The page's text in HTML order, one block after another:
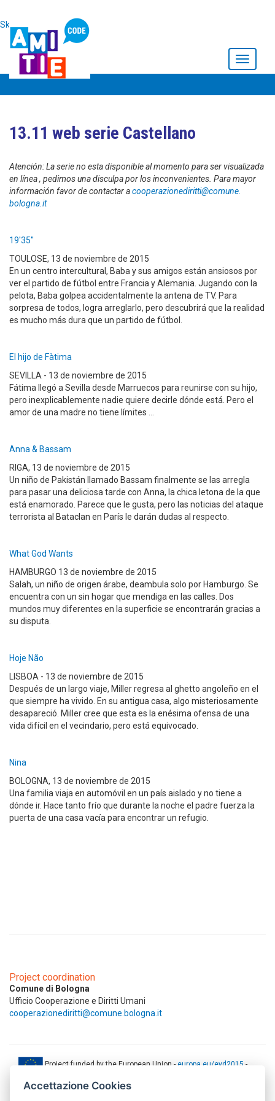
Skip to main content
Toggle
13.11 web serie Castellano
Atención: La serie no esta disponible al momento para ser visualizada
en línea , pedimos una disculpa por los inconvenientes. Para mayor
información favor de contactar acooperazionediritti@comune.
bologna.it
19'35''
TOULOSE, 13 de noviembre de 2015
En un centro intercultural, Baba y sus amigos están ansiosos por
ver el partido de fútbol entre Francia y Alemania. Jugando con la
pelota, Baba golpea accidentalmente la antena de TV. Para
sorpresa de todos, logra arreglarlo, pero descubrirá que la realidad
es mucho más dura que un partido de fútbol.
El hijo de Fàtima
SEVILLA - 13 de noviembre de 2015
Fátima llegó a Sevilla desde Marruecos para reunirse con su hijo,
pero inexplicablemente nadie quiere decirle dónde está. Pero el
amor de una madre no tiene límites ...
Anna & Bassam
RIGA, 13 de noviembre de 2015
Un niño de Pakistán llamado Bassam finalmente se las arregla
para pasar una deliciosa tarde con Anna, la chica letona de la que
está enamorado. Parece que le gusta, pero las noticias del ataque
terrorista al Bataclan en París le darán dudas al respecto.
What God Wants
HAMBURGO 13 de noviembre de 2015
Salah, un niño de origen árabe, deambula solo por Hamburgo. Se
encuentra con un sin hogar que mendiga en las calles. Dos
mundos muy diferentes en la superficie se encontrarán gracias a
su disputa.
Hoje Não
LISBOA - 13 de noviembre de 2015
Después de un largo viaje, Miller regresa al ghetto angoleño en el
que siempre ha vivido. En su antigua casa, algo misteriosamente
desapareció. Miller cree que esta es la enésima ofensa de una
vida difícil en el vecindario, pero está equivocado.
Nina
BOLOGNA, 13 de noviembre de 2015
Una familia viaja en automóvil en un país aislado y no tiene a
dónde ir. Hace tanto frío que durante la noche el padre fuerza la
puerta de una casa vacía para encontrar un refugio.
Project coordination
Comune di Bologna
Ufficio Cooperazione e Diritti Umani
cooperazionediritti@comune.bologna.it
Project funded by the European Union -europa.eu/eyd2015 -
Accettazione Cookies